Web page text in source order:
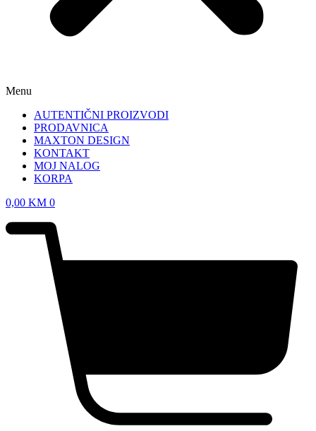
Menu
AUTENTIČNI PROIZVODI
PRODAVNICA
MAXTON DESIGN
KONTAKT
MOJ NALOG
KORPA
0,00 KM 0